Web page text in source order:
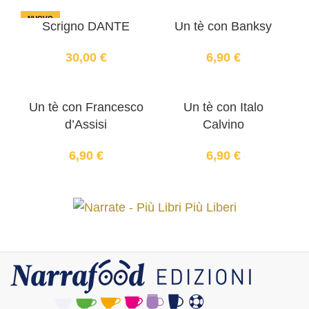
NUOVO
Scrigno DANTE
30,00 €
Un tè con Banksy
6,90 €
Un tè con Francesco
d’Assisi
6,90 €
Un tè con Italo
Calvino
6,90 €